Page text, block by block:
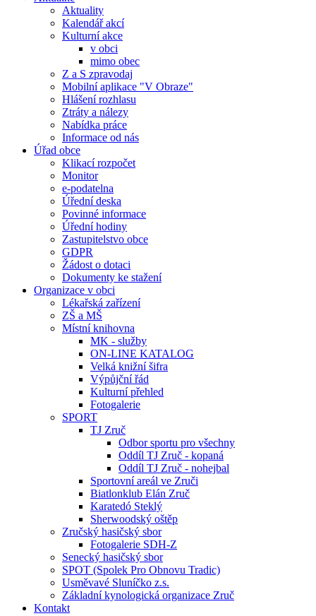
Aktuality
Kalendář akcí
Kulturní akce
v obci
mimo obec
Z a S zpravodaj
Mobilní aplikace "V Obraze"
Hlášení rozhlasu
Ztráty a nálezy
Nabídka práce
Informace od nás
Úřad obce
Klikací rozpočet
Monitor
e-podatelna
Úřední deska
Povinné informace
Úřední hodiny
Zastupitelstvo obce
GDPR
Žádost o dotaci
Dokumenty ke stažení
Organizace v obci
Lékařská zařízení
ZŠ a MŠ
Místní knihovna
MK - služby
ON-LINE KATALOG
Velká knižní šifra
Výpůjční řád
Kulturní přehled
Fotogalerie
SPORT
TJ Zruč
Odbor sportu pro všechny
Oddíl TJ Zruč - kopaná
Oddíl TJ Zruč - nohejbal
Sportovní areál ve Zruči
Biatlonklub Elán Zruč
Karatedó Steklý
Sherwoodský oštěp
Zručský hasičský sbor
Fotogalerie SDH-Z
Senecký hasičský sbor
SPOT (Spolek Pro Obnovu Tradic)
Usměvavé Sluníčko z.s.
Základní kynologická organizace Zruč
Kontakt